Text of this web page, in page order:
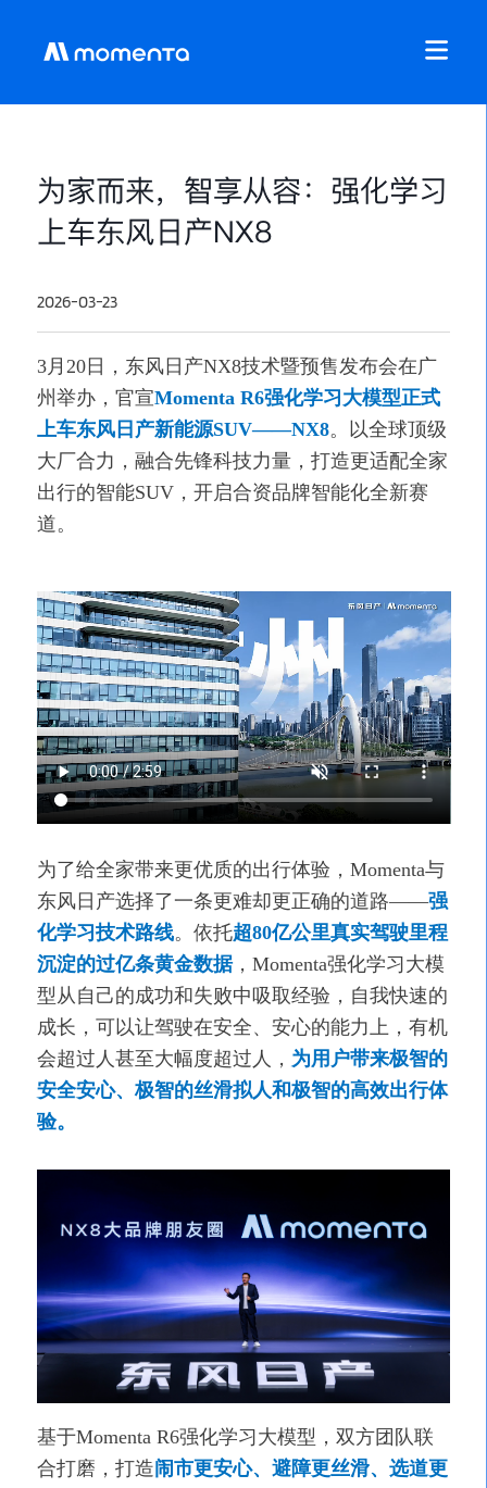
为家而来，智享从容：强化学习
上车东风日产NX8
2026-03-23
3月20日，东风日产NX8技术暨预售发布会在广
州举办，官宣Momenta R6强化学习大模型正式
上车东风日产新能源SUV——NX8。以全球顶级
大厂合力，融合先锋科技力量，打造更适配全家
出行的智能SUV，开启合资品牌智能化全新赛
道。
为了给全家带来更优质的出行体验，Momenta与
东风日产选择了一条更难却更正确的道路——强
化学习技术路线。依托超80亿公里真实驾驶里程
沉淀的过亿条黄金数据，Momenta强化学习大模
型从自己的成功和失败中吸取经验，自我快速的
成长，可以让驾驶在安全、安心的能力上，有机
会超过人甚至大幅度超过人， 为用户带来极智的
安全安心、极智的丝滑拟人和极智的高效出行体
验。
基于Momenta R6强化学习大模型，双方团队联
合打磨，打造闹市更安心、避障更丝滑、选道更